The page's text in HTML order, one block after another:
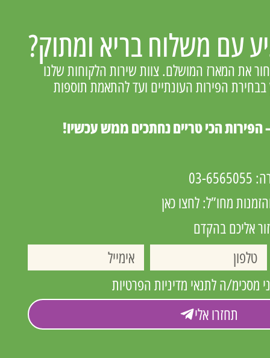
עם משלוח בריא ומתוק?
את המארז המושלם. צוות שירות הלקוחות שלנו
בבחירת הפירות העונתיים ועד להתאמת תוספות
הכי טריים נחתכים ממש עכשיו!
03-6565055
מחו”ל:לחצו כאן
אליכם בהקדם
מסכימ/ה לתנאי מדיניות הפרטיות
תחזרו אלי